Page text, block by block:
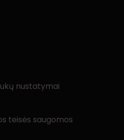
nustatymai
teisės saugomos